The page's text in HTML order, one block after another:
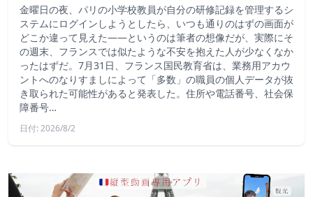
金曜日の夜、パリの小学校教員が自分の研修記録を管理するシ
ステムにログインしようとしたら、いつも通りのはずの画面が
どこか違って見えた——というのは筆者の想像だが、実際にそ
の週末、フランスでは似たような不安を抱えた人が少なくなか
ったはずだ。7月31日、フランス国民教育省は、業務用アカウ
ントへのなりすましによって「多数」の職員の個人データが抜
き取られた可能性があると発表した。住所や電話番号、社会保
障番号…
日付: 2026/8/2